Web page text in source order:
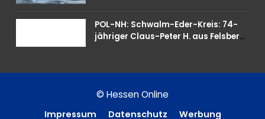
POL-NH: Schwalm-Eder-Kreis: 74-
jähriger Claus-Peter H. aus Felsberg
© Hessen Online
Impressum Datenschutz Werbung